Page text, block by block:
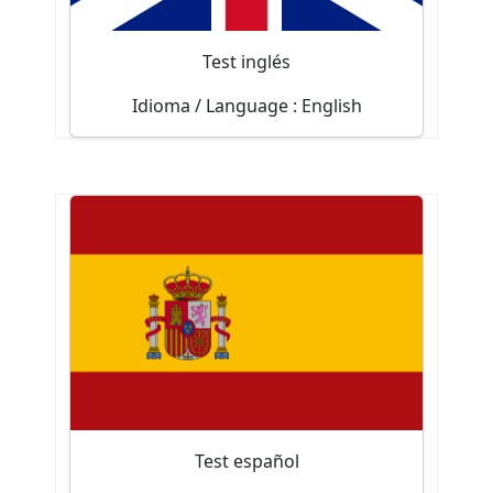
Test inglés
Idioma / Language : English
Empezar test
Test español
Test de nivel
Tiene una duración máxima de
minutos y consta de 100 preguntas.